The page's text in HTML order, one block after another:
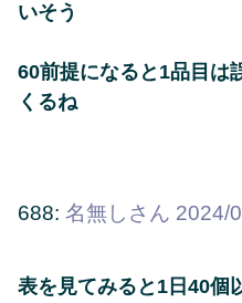
いそう
60前提になると1品目は
くるね
688: 名無しさん 2024/
表を見てみると1日40個